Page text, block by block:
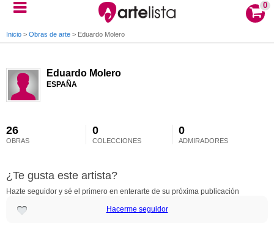
0
Inicio > Obras de arte > Eduardo Molero
Eduardo Molero
ESPAÑA
26
OBRAS
0
COLECCIONES
0
ADMIRADORES
¿Te gusta este artista?
Hazte seguidor y sé el primero en enterarte de su próxima publicación
Hacerme seguidor